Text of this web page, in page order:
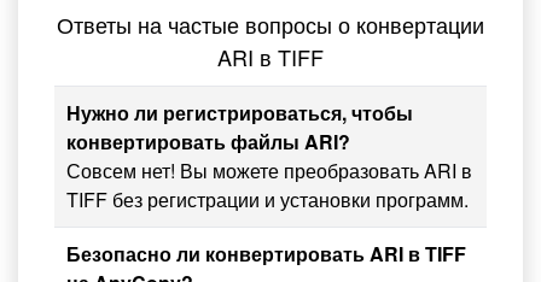
Ответы на частые вопросы о конвертации
ARI в TIFF
Нужно ли регистрироваться, чтобы
конвертировать файлы ARI?
Совсем нет! Вы можете преобразовать ARI в
TIFF без регистрации и установки программ.
Безопасно ли конвертировать ARI в TIFF